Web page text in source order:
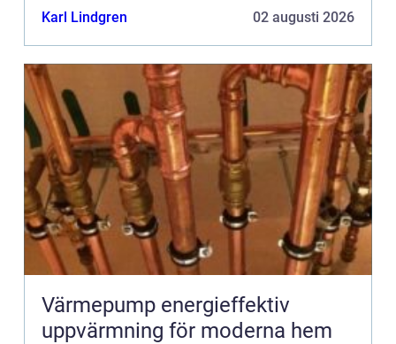
blandad hud, den kan även innebära lite av en
Karl Lindgren 02 augusti 2026
Värmepump energieffektiv
uppvärmning för moderna hem